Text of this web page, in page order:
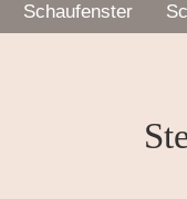
Schaufenster